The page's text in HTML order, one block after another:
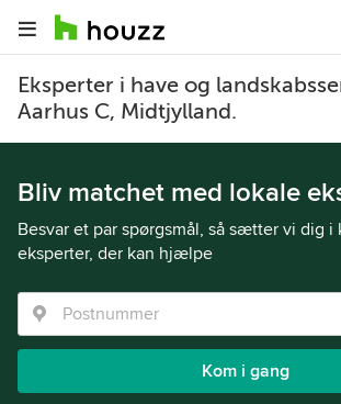
Eksperter i have og
Aarhus C, Midtjylland.
Bliv matchet med lokale
Besvar et par spørgsmål, så sætter vi dig i
eksperter, der kan hjælpe
Kom i gang